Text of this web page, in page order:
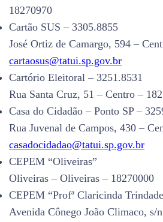
18270970
Cartão SUS – 3305.8855
José Ortiz de Camargo, 594 –
cartaosus@tatui.sp.gov.br
Cartório Eleitoral – 3251.8531
Rua Santa Cruz, 51 – Centro –
Casa do Cidadão – Ponto SP –
Rua Juvenal de Campos, 430 –
casadocidadao@tatui.sp.gov.br
CEPEM “Oliveiras”
Oliveiras – Oliveiras – 18270000
CEPEM “Profª Claricinda
Avenida Cônego João Climaco, s/